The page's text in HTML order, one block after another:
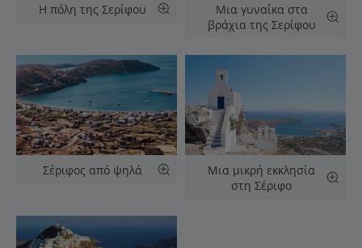
Η πόλη της Σερίφου
Μια γυναίκα στα
βράχια της Σερίφου
Σέριφος από ψηλά
Μια μικρή εκκλησία
στη Σέριφο